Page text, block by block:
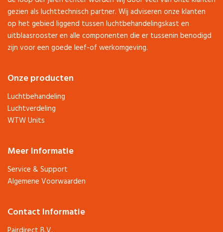
gezien als luchttechnisch partner. Wij adviseren onze klanten
op het gebied liggend tussen luchtbehandelingskast en
uitblaasrooster en alle componenten die er tussenin benodigd
zijn voor een goede leef-of werkomgeving.
Onze producten
Luchtbehandeling
Luchtverdeling
WTW Units
Meer Informatie
Service & Support
Algemene Voorwaarden
Contact Informatie